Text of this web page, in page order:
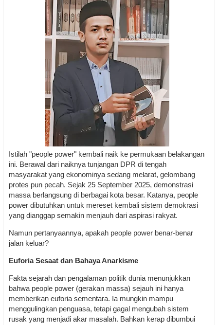
Istilah "people power" kembali naik ke permukaan belakangan
ini. Berawal dari naiknya tunjangan DPR di tengah
masyarakat yang ekonominya sedang melarat, gelombang
protes pun pecah. Sejak 25 September 2025, demonstrasi
massa berlangsung di berbagai kota besar. Katanya, people
power dibutuhkan untuk mereset kembali sistem demokrasi
yang dianggap semakin menjauh dari aspirasi rakyat.
Namun pertanyaannya, apakah people power benar-benar
jalan keluar?
Euforia Sesaat dan Bahaya Anarkisme
Fakta sejarah dan pengalaman politik dunia menunjukkan
bahwa people power (gerakan massa) sejauh ini hanya
memberikan euforia sementara. Ia mungkin mampu
menggulingkan penguasa, tetapi gagal mengubah sistem
rusak yang menjadi akar masalah. Bahkan kerap dibumbui